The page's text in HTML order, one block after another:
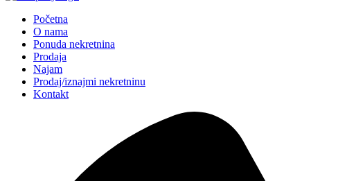
Početna
O nama
Ponuda nekretnina
Prodaja
Najam
Prodaj/iznajmi nekretninu
Kontakt